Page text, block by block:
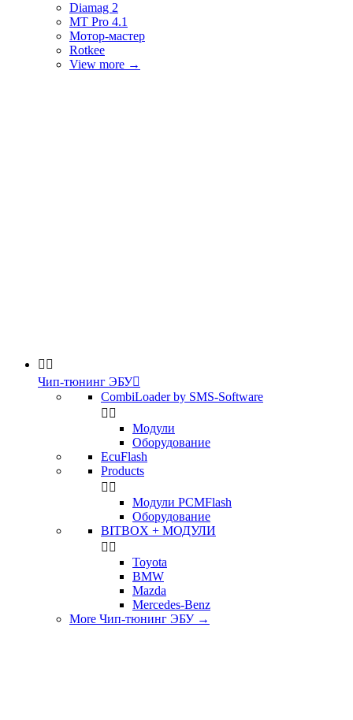
Diamag 2
MT Pro 4.1
Мотор-мастер
Rotkee
View more →
 
Чип-тюнинг ЭБУ
CombiLoader by SMS-Software
 
Модули
Оборудование
EcuFlash
Products
 
Модули PCMFlash
Оборудование
BITBOX + МОДУЛИ
 
Toyota
BMW
Mazda
Mercedes-Benz
More Чип-тюнинг ЭБУ →